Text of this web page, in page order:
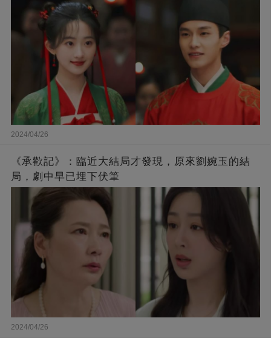
2024/04/26
《承歡記》：臨近大結局才發現，原來劉婉玉的結
局，劇中早已埋下伏筆
2024/04/26